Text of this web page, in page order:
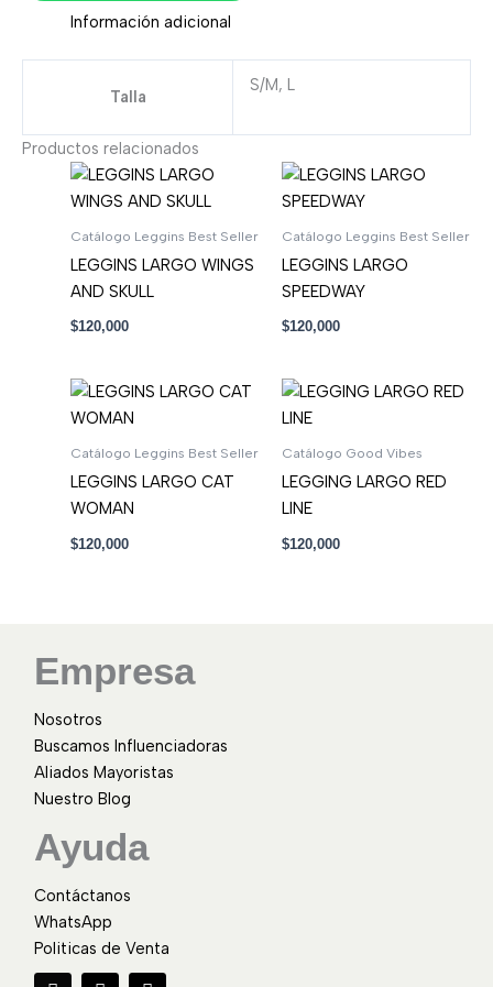
Información adicional
Talla
S/M, L
Productos relacionados
Catálogo Leggins Best Seller
LEGGINS LARGO WINGS
AND SKULL
$120,000
Catálogo Leggins Best Seller
LEGGINS LARGO
SPEEDWAY
$120,000
Catálogo Leggins Best Seller
LEGGINS LARGO CAT
WOMAN
$120,000
Catálogo Good Vibes
LEGGING LARGO RED
LINE
$120,000
Empresa
Nosotros
Buscamos Influenciadoras
Aliados Mayoristas
Nuestro Blog
Ayuda
Contáctanos
WhatsApp
Politicas de Venta
F
I
W